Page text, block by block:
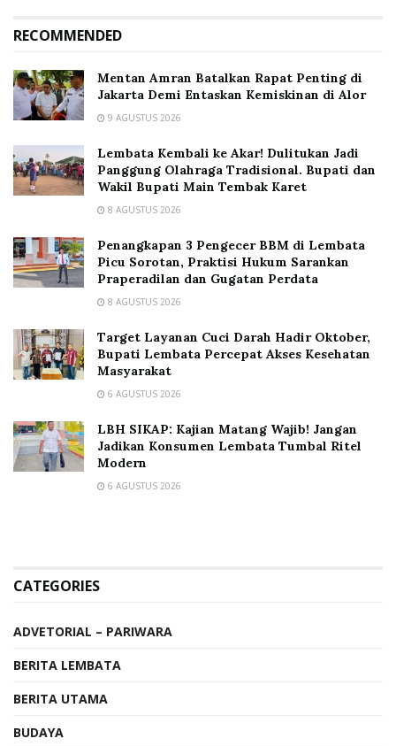
RECOMMENDED
Mentan Amran Batalkan Rapat Penting di
Jakarta Demi Entaskan Kemiskinan di Alor
9 AGUSTUS 2026
Lembata Kembali ke Akar! Dulitukan Jadi
Panggung Olahraga Tradisional. Bupati dan
Wakil Bupati Main Tembak Karet
8 AGUSTUS 2026
Penangkapan 3 Pengecer BBM di Lembata
Picu Sorotan, Praktisi Hukum Sarankan
Praperadilan dan Gugatan Perdata
8 AGUSTUS 2026
Target Layanan Cuci Darah Hadir Oktober,
Bupati Lembata Percepat Akses Kesehatan
Masyarakat
6 AGUSTUS 2026
LBH SIKAP: Kajian Matang Wajib! Jangan
Jadikan Konsumen Lembata Tumbal Ritel
Modern
6 AGUSTUS 2026
CATEGORIES
ADVETORIAL – PARIWARA
BERITA LEMBATA
BERITA UTAMA
BUDAYA